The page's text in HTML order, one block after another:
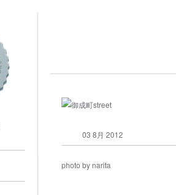
03 8月 2012
photo by narita